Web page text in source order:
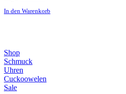
In den Warenkorb
Shop
Schmuck
Uhren
Cuckoowelen
Sale